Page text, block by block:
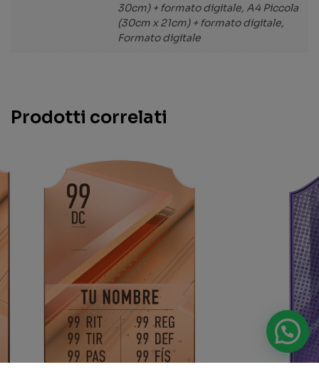
30cm) + formato digitale, A4 Piccola
(30cm x 21cm) + formato digitale,
Formato digitale
Prodotti correlati